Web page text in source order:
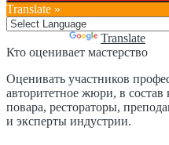
Translate »
Translate
Кто оценивает мастерство
Оценивать участников
авторитетное жюри, в
повара, рестораторы,
и эксперты индустрии.